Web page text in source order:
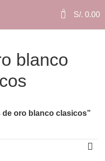
0 S/. 0.00
blanco
oro blanco clasicos”